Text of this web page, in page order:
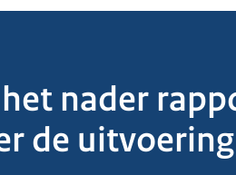
nader
de